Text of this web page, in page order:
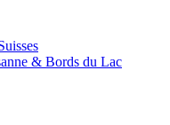
& Bords du Lac